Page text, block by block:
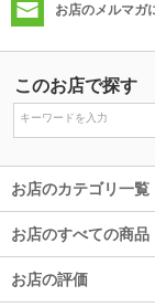
お店のメルマガ
このお店で探す
お店のカテゴリ一覧
お店のすべての商品
お店の評価